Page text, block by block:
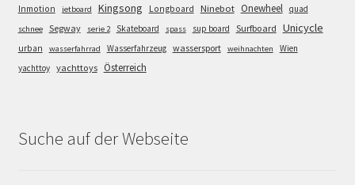
Inmotion jetboard Kingsong Longboard Ninebot Onewheel quad
schnee Segway serie 2 Skateboard spass sup board Surfboard Unicycle
urban wasserfahrrad Wasserfahrzeug wassersport weihnachten
Wien
yachttoy yachttoys Österreich
Suche auf der Webseite